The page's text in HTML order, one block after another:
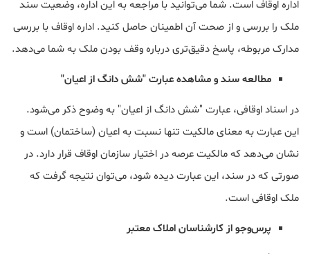
اداره اوقاف است. شما می‌توانید با مراجعه به این اداره، وضعیت سند
ملک را بررسی و از صحت آن اطمینان حاصل کنید. اداره اوقاف با بررسی
مدارک مربوطه، پاسخ دقیق‌تری درباره وقف بودن ملک به شما می‌دهد.
مطالعه سند و مشاهده عبارت "شش دانگ از اعیان"
در اسناد اوقافی، عبارت "شش دانگ از اعیان" به وضوح ذکر می‌شود.
این عبارت به معنای مالکیت تنها نسبت به اعیان (ساختمان) است و
نشان می‌دهد که مالکیت عرصه در اختیار سازمان اوقاف قرار دارد. در
صورتی که در سند، این عبارت دیده شود، می‌توان نتیجه گرفت که
ملک اوقافی است.
پرس‌وجو از کارشناسان املاک معتبر